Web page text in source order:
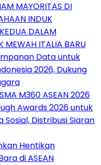
MAYORITAS DI
INDUK
DALAM
MEWAH ITALIA BARU
Data untuk
2026, Dukung
M360 ASEAN 2026
Awards 2026 untuk
Distribusi Siaran
Hentikan
di ASEAN